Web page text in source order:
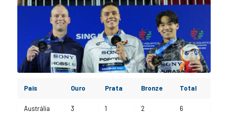
País Ouro Prata Bronze Total
Austrália 3 1 2 6